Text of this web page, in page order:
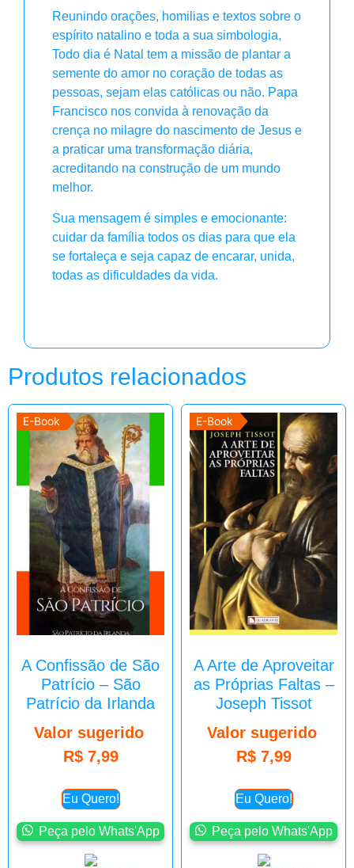
Reunindo orações, homilias e textos sobre o
espírito natalino e toda a sua simbologia,
Todo dia é Natal tem a missão de plantar a
semente do amor no coração de todas as
pessoas, sejam elas católicas ou não. Papa
Francisco nos convida à renovação da
crença no milagre do nascimento de Jesus e
a praticar uma transformação diária,
acreditando na construção de um mundo
melhor.
Sua mensagem é simples e emocionante:
cuidar da família todos os dias para que ela
se fortaleça e seja capaz de encarar, unida,
todas as dificuldades da vida.
Produtos relacionados
E-Book
A Confissão de São
Patrício – São
Patrício da Irlanda
Valor sugerido
R$7,99
Eu Quero!
Peça pelo Whats'App
E-Book
A Arte de Aproveitar
as Próprias Faltas –
Joseph Tissot
Valor sugerido
R$7,99
Eu Quero!
Peça pelo Whats'App